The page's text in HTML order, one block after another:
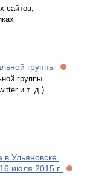
сайтов,
группы
группы
и т. д.)
в Ульяновске.
июля 2015 г.